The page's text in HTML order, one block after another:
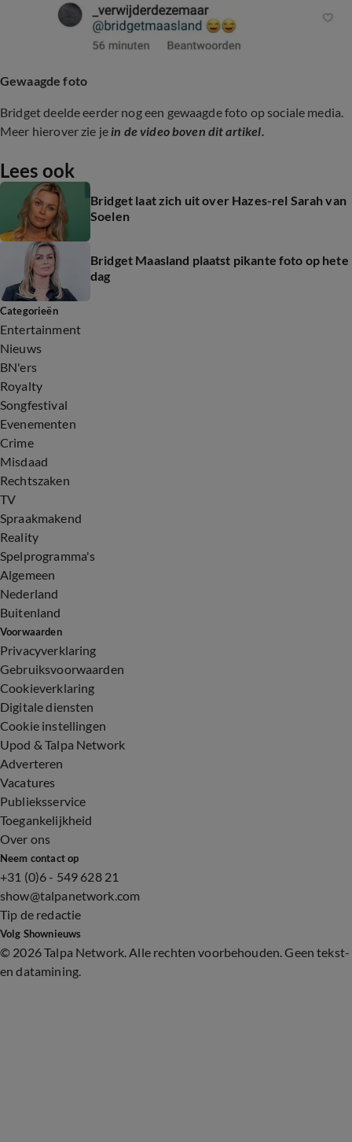
Gewaagde foto
Bridget deelde eerder nog een gewaagde foto op sociale media.
Meer hierover zie je in de video boven dit artikel.
Lees ook
Bridget laat zich uit over Hazes-rel Sarah van
Soelen
Bridget Maasland plaatst pikante foto op hete
dag
Categorieën
Entertainment
Nieuws
BN'ers
Royalty
Songfestival
Evenementen
Crime
Misdaad
Rechtszaken
TV
Spraakmakend
Reality
Spelprogramma's
Algemeen
Nederland
Buitenland
Voorwaarden
Privacyverklaring
Gebruiksvoorwaarden
Cookieverklaring
Digitale diensten
Cookie instellingen
Upod & Talpa Network
Adverteren
Vacatures
Publieksservice
Toegankelijkheid
Over ons
Neem contact op
+31 (0)6 - 549 628 21
show@talpanetwork.com
Tip de redactie
Volg Shownieuws
© 2026 Talpa Network. Alle rechten voorbehouden. Geen tekst-
en datamining.